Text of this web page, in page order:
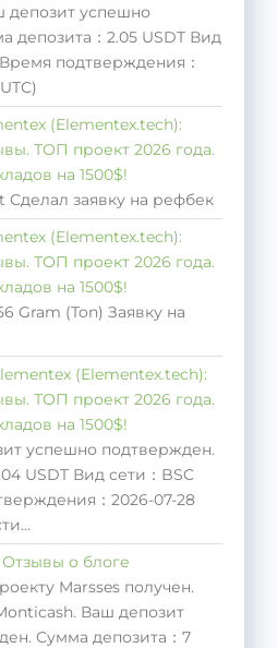
депозит успешно
депозита：2.05 USDT Вид
подтверждения：
(Elementex.tech):
ТОП проект 2026 года.
на 1500$!
Сделал заявку на рефбек
(Elementex.tech):
ТОП проект 2026 года.
на 1500$!
Gram (Ton) Заявку на
(Elementex.tech):
ТОП проект 2026 года.
на 1500$!
успешно подтвержден.
USDT Вид сети：BSC
：2026-07-28
Отзывы о блоге
Marsses получен.
Ваш депозит
Сумма депозита：7